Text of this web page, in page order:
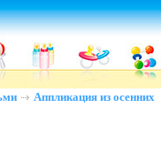
Аппликация из осенних